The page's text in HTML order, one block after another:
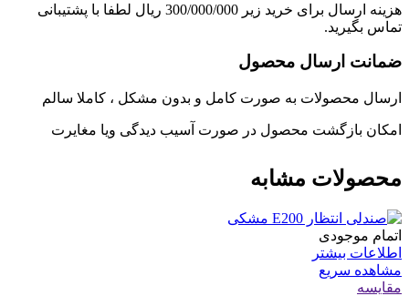
هزینه ارسال برای خرید زیر 300/000/000 ریال لطفا با پشتیبانی
تماس بگیرید.
ضمانت ارسال محصول
ارسال محصولات به صورت کامل و بدون مشکل ، کاملا سالم
امکان بازگشت محصول در صورت آسیب دیدگی ویا مغایرت
محصولات مشابه
اتمام موجودی
اطلاعات بیشتر
مشاهده سریع
مقایسه